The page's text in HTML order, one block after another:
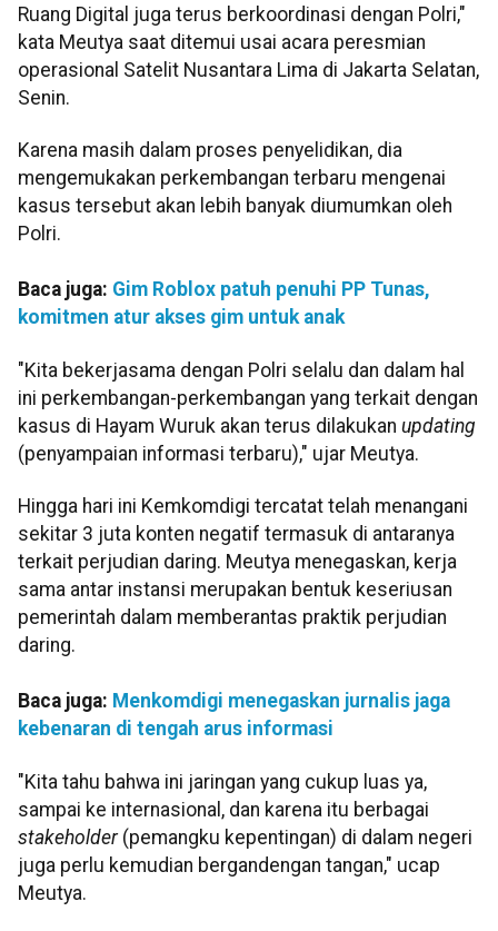
Ruang Digital juga terus berkoordinasi dengan Polri,"
kata Meutya saat ditemui usai acara peresmian
operasional Satelit Nusantara Lima di Jakarta Selatan,
Senin.
Karena masih dalam proses penyelidikan, dia
mengemukakan perkembangan terbaru mengenai
kasus tersebut akan lebih banyak diumumkan oleh
Polri.
Baca juga: Gim Roblox patuh penuhi PP Tunas,
komitmen atur akses gim untuk anak
"Kita bekerjasama dengan Polri selalu dan dalam hal
ini perkembangan-perkembangan yang terkait dengan
kasus di Hayam Wuruk akan terus dilakukan updating
(penyampaian informasi terbaru)," ujar Meutya.
Hingga hari ini Kemkomdigi tercatat telah menangani
sekitar 3 juta konten negatif termasuk di antaranya
terkait perjudian daring. Meutya menegaskan, kerja
sama antar instansi merupakan bentuk keseriusan
pemerintah dalam memberantas praktik perjudian
daring.
Baca juga: Menkomdigi menegaskan jurnalis jaga
kebenaran di tengah arus informasi
"Kita tahu bahwa ini jaringan yang cukup luas ya,
sampai ke internasional, dan karena itu berbagai
stakeholder(pemangku kepentingan) di dalam negeri
juga perlu kemudian bergandengan tangan," ucap
Meutya.